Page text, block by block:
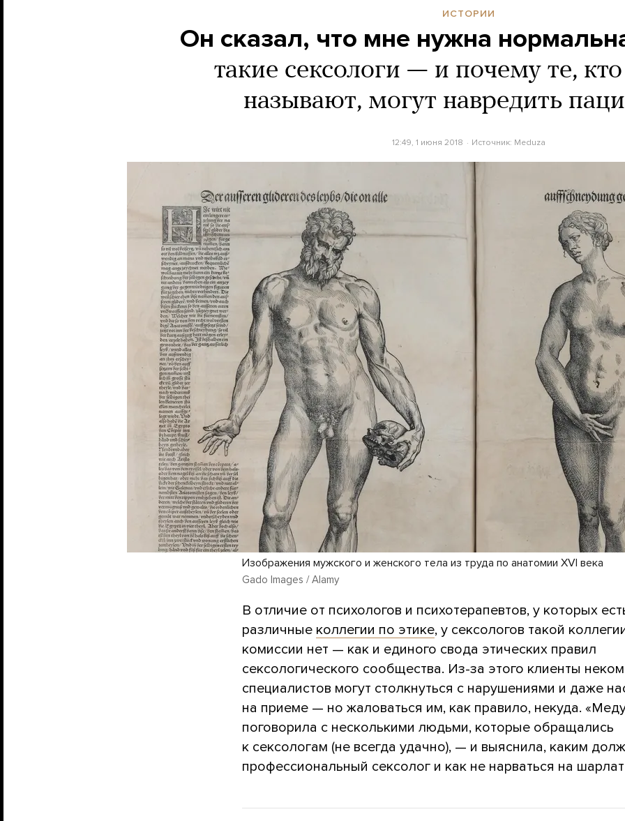
ИСТОРИИ
Он сказал, что мне нужна
такие сексологи — и почему те, кто
называют, могут навредить
12:49, 1 июня 2018 Источник: Meduza
Изображения мужского и женского тела из труда по анатомии XVI века
Gado Images / Alamy
В отличие от психологов и психотерапевтов, у которых
различные коллегии по этике, у сексологов такой
комиссии нет — как и единого свода этических правил
сексологического сообщества. Из-за этого клиенты
специалистов могут столкнуться с нарушениями и даже
на приеме — но жаловаться им, как правило, некуда.
поговорила с несколькими людьми, которые обращались
к сексологам (не всегда удачно), — и выяснила, каким
профессиональный сексолог и как не нарваться на